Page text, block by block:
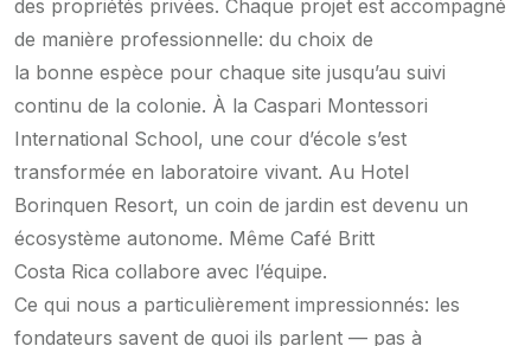
des propriétés privées. Chaque projet est accompagné
de manière professionnelle: du choix de
la bonne espèce pour chaque site jusqu’au suivi
continu de la colonie. À la Caspari Montessori
International School, une cour d’école s’est
transformée en laboratoire vivant. Au Hotel
Borinquen Resort, un coin de jardin est devenu un
écosystème autonome. Même Café Britt
Costa Rica collabore avec l’équipe.
Ce qui nous a particulièrement impressionnés: les
fondateurs savent de quoi ils parlent — pas à